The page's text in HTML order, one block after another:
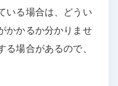
いる場合は、どうい
かかるか分かりませ
場合があるので、